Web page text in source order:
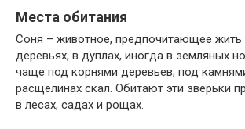
Места обитания
Соня – животное, предпочитающее жить
деревьях, в дуплах, иногда в земляных
чаще под корнями деревьев, под
расщелинах скал. Обитают эти зверьки
в лесах, садах и рощах.